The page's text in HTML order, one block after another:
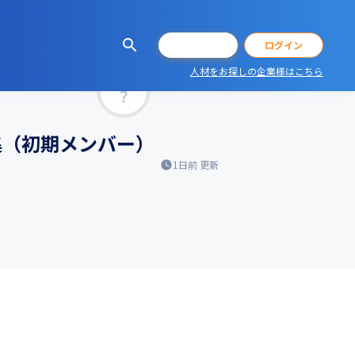
ログイン
人材をお探しの企業様はこちら
初期メンバー）
1日前 更新